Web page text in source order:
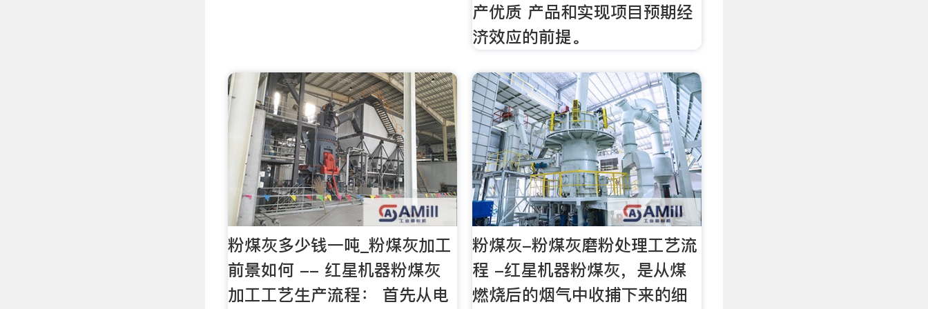
产优质 产品和实现项目预期经
济效应的前提。
粉煤灰多少钱一吨_粉煤灰加工
前景如何 -- 红星机器粉煤灰
加工工艺生产流程： 首先从电
粉煤灰-粉煤灰磨粉处理工艺流
程 -红星机器粉煤灰，是从煤
燃烧后的烟气中收捕下来的细